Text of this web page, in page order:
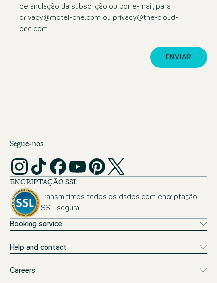
de anulação da subscrição ou por e-mail, para
privacy@motel-one.com ou privacy@the-cloud-
one.com.
ENVIAR
Segue-nos
ENCRIPTAÇÃO SSL
Transmitimos todos os dados com encriptação
SSL segura.
Booking service
Help and contact
Careers